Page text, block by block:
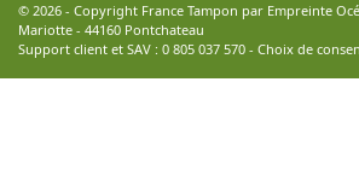
© 2026 - Copyright France Tampon par Empreinte
Mariotte - 44160 Pontchateau
Support client et SAV : 0 805 037 570 - Choix de